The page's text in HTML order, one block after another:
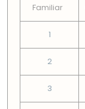
Familiar
1
2
3